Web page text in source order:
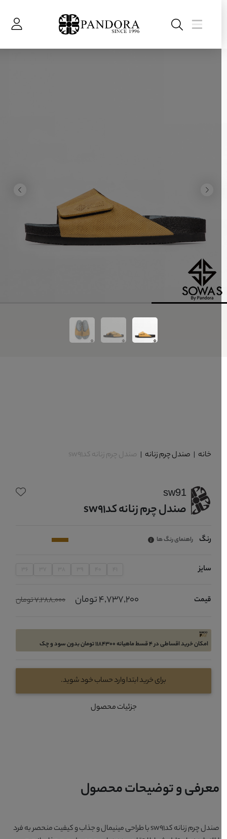
خانه | صندل چرم زنانه| صندل چرم زنانه کدsw91
sw91
صندل چرم زنانه کدsw91
رنگ راهنمای رنگ ها
سایز
قیمت 4,737,200 تومان 7,288,000 تومان
امکان خرید اقساطی در 4 قسط ماهیانه 1184300 تومان بدون سود و چک
برای خرید ابتدا وارد حساب خود شوید.
جزئیات محصول
معرفی و توضیحات محصول
صندل چرم زنانه کدsw91
با طراحی مینیمال و جذاب و کیفیت منحصر به فرد